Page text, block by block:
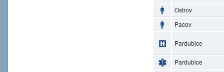
Ostrov
Pacov
Pardubice
Pardubice